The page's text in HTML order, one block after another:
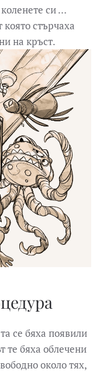
си …
стърчаха
на кръст.
се бяха появили
те бяха облечени
около тях,